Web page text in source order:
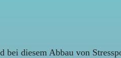
diesem Abbau von